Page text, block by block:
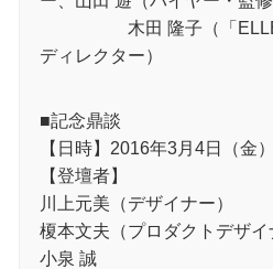
木田 隆子（「ELLE
ディレクター）
■記念鼎談
【日時】2016年3月4日（金
【登壇者】
川上元美（デザイナー）
榎本文夫（プロダクトデザイ
小泉 誠